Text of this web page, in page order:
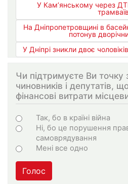
У Кам’янському через
трамваїв
На Дніпропетровщині в
потонув
У Дніпрі зникли двоє чоловіків
Чи підтримуєте Ви точку
чиновників і депутатів,
фінансові витрати
Choices
Так, бо в країні війна
Ні, бо це порушення
самоврядування
Мені все одно
Голос